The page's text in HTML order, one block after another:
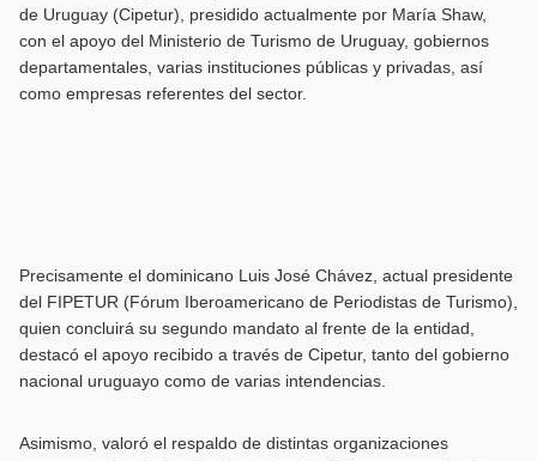
de Uruguay (Cipetur), presidido actualmente por María Shaw,
con el apoyo del Ministerio de Turismo de Uruguay, gobiernos
departamentales, varias instituciones públicas y privadas, así
como empresas referentes del sector.
Precisamente el dominicano Luis José Chávez, actual presidente
del FIPETUR (Fórum Iberoamericano de Periodistas de Turismo),
quien concluirá su segundo mandato al frente de la entidad,
destacó el apoyo recibido a través de Cipetur, tanto del gobierno
nacional uruguayo como de varias intendencias.
Asimismo, valoró el respaldo de distintas organizaciones